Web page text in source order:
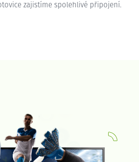
zajistíme spolehlivé připojení.